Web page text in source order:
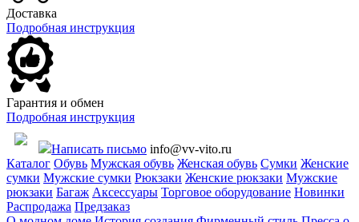
Доставка
Подробная инструкция
Гарантия и обмен
Подробная инструкция
Написать письмо info@vv-vito.ru
Каталог Обувь Мужская обувь Женская обувь Сумки Женские
сумки Мужские сумки Рюкзаки Женские рюкзаки Мужские
рюкзаки Багаж Аксессуары Торговое оборудование Новинки
Распродажа Предзаказ